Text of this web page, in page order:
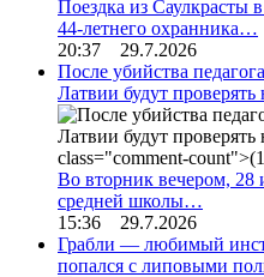
Поездка из Саулкрасты
44-летнего охранника…
20:37 29.7.2026
После убийства
Латвии будут проверять
Во вторник вечером, 28
средней школы…
15:36 29.7.2026
Грабли — любимый
попался с липовыми